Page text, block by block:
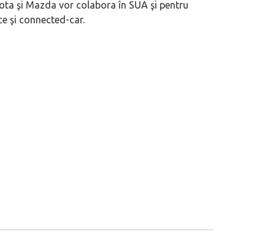
şi Mazda vor colabora în SUA şi pentru
şi connected-car.